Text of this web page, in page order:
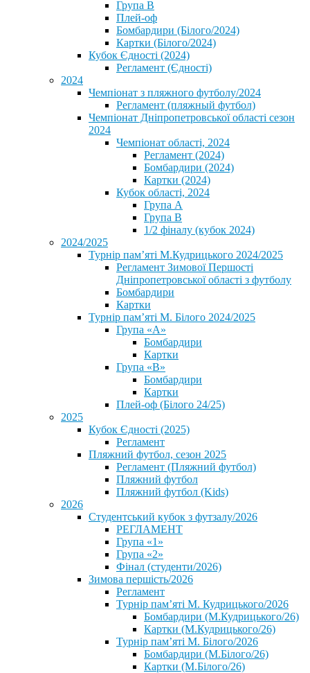
Група В
Плей-оф
Бомбардири (Білого/2024)
Картки (Білого/2024)
Кубок Єдності (2024)
Регламент (Єдності)
2024
Чемпіонат з пляжного футболу/2024
Регламент (пляжный футбол)
Чемпіонат Дніпропетровської області сезон
2024
Чемпіонат області, 2024
Регламент (2024)
Бомбардири (2024)
Картки (2024)
Кубок області, 2024
Група А
Група В
1/2 фіналу (кубок 2024)
2024/2025
Турнір пам’яті М.Кудрицького 2024/2025
Регламент Зимової Першості
Дніпропетровської області з футболу
Бомбардири
Картки
Турнір пам’яті М. Білого 2024/2025
Група «А»
Бомбардири
Картки
Група «В»
Бомбардири
Картки
Плей-оф (Білого 24/25)
2025
Кубок Єдності (2025)
Регламент
Пляжний футбол, сезон 2025
Регламент (Пляжний футбол)
Пляжний футбол
Пляжний футбол (Kids)
2026
Студентський кубок з футзалу/2026
РЕГЛАМЕНТ
Група «1»
Група «2»
Фінал (студенти/2026)
⁨Зимова першість/2026⁩
Регламент
Турнір пам’яті М. Кудрицького/2026
Бомбардири (М.Кудрицького/26)
Картки (М.Кудрицького/26)
Турнір пам’яті М. Білого/2026
Бомбардири (М.Білого/26)
Картки (М.Білого/26)